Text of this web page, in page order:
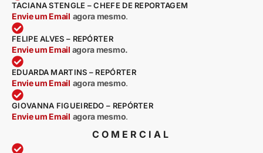
TACIANA STENGLE – CHEFE DE REPORTAGEM
Envie um Email agora mesmo.
FELIPE ALVES – REPÓRTER
Envie um Email agora mesmo.
EDUARDA MARTINS – REPÓRTER
Envie um Email agora mesmo.
GIOVANNA FIGUEIREDO – REPÓRTER
Envie um Email agora mesmo.
COMERCIAL